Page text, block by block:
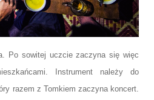
Po sowitej uczcie zaczyna się więc
Instrument należy do
razem z Tomkiem zaczyna koncert.